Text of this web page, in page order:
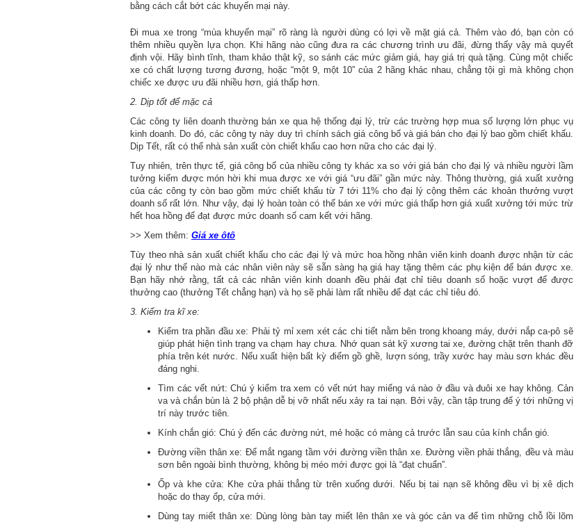
bằng cách cắt bớt các khuyến mại này.
Đi mua xe trong “mùa khuyến mại” rõ ràng là người dùng có lợi về mặt giá cả. Thêm vào đó, bạn còn có
thêm nhiều quyền lựa chọn. Khi hãng nào cũng đưa ra các chương trình ưu đãi, đừng thấy vậy mà quyết
định vội. Hãy bình tĩnh, tham khảo thật kỹ, so sánh các mức giảm giá, hay giá trị quà tặng. Cùng một chiếc
xe có chất lượng tương đương, hoặc “một 9, một 10” của 2 hãng khác nhau, chẳng tội gì mà không chọn
chiếc xe được ưu đãi nhiều hơn, giá thấp hơn.
2. Dịp tốt để mặc cả
Các công ty liên doanh thường bán xe qua hệ thống đại lý, trừ các trường hợp mua số lượng lớn phục vụ
kinh doanh. Do đó, các công ty này duy trì chính sách giá công bố và giá bán cho đại lý bao gồm chiết khấu.
Dịp Tết, rất có thể nhà sản xuất còn chiết khấu cao hơn nữa cho các đại lý.
Tuy nhiên, trên thực tế, giá công bố của nhiều công ty khác xa so với giá bán cho đại lý và nhiều người lầm
tưởng kiếm được món hời khi mua được xe với giá “ưu đãi” gần mức này. Thông thường, giá xuất xưởng
của các công ty còn bao gồm mức chiết khấu từ 7 tới 11% cho đại lý cộng thêm các khoản thưởng vượt
doanh số rất lớn. Như vậy, đại lý hoàn toàn có thể bán xe với mức giá thấp hơn giá xuất xưởng tới mức trừ
hết hoa hồng để đạt được mức doanh số cam kết với hãng.
>> Xem thêm: Giá xe ôtô
Tùy theo nhà sản xuất chiết khấu cho các đại lý và mức hoa hồng nhân viên kinh doanh được nhận từ các
đại lý như thế nào mà các nhân viên này sẽ sẵn sàng hạ giá hay tặng thêm các phụ kiện để bán được xe.
Bạn hãy nhớ rằng, tất cả các nhân viên kinh doanh đều phải đạt chỉ tiêu doanh số hoặc vượt để được
thưởng cao (thưởng Tết chẳng hạn) và họ sẽ phải làm rất nhiều để đạt các chỉ tiêu đó.
3. Kiểm tra kĩ xe:
Kiểm tra phần đầu xe: Phải tỷ mỉ xem xét các chi tiết nằm bên trong khoang máy, dưới nắp ca-pô sẽ
giúp phát hiện tình trạng va chạm hay chưa. Nhớ quan sát kỹ xương tai xe, đường chặt trên thanh đỡ
phía trên két nước. Nếu xuất hiện bất kỳ điểm gồ ghề, lượn sóng, trầy xước hay màu sơn khác đều
đáng nghi.
Tìm các vết nứt: Chú ý kiểm tra xem có vết nứt hay miếng vá nào ở đầu và đuôi xe hay không. Cản
va và chắn bùn là 2 bộ phận dễ bị vỡ nhất nếu xảy ra tai nạn. Bởi vậy, cần tập trung để ý tới những vị
trí này trước tiên.
Kính chắn gió: Chú ý đến các đường nứt, mẻ hoặc có màng cả trước lẫn sau của kính chắn gió.
Đường viền thân xe: Để mắt ngang tầm với đường viền thân xe. Đường viền phải thắng, đều và màu
sơn bên ngoài bình thường, không bị méo mới được gọi là “đạt chuẩn”.
Ốp và khe cửa: Khe cửa phải thẳng từ trên xuống dưới. Nếu bị tai nạn sẽ không đều vì bị xê dịch
hoặc do thay ốp, cửa mới.
Dùng tay miết thân xe: Dùng lòng bàn tay miết lên thân xe và góc cản va để tìm những chỗ lồi lõm